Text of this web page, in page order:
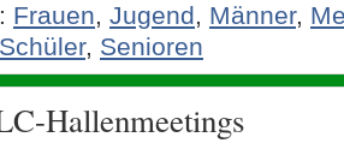
Frauen, Jugend, Männer,
Schüler, Senioren
Hallenmeetings